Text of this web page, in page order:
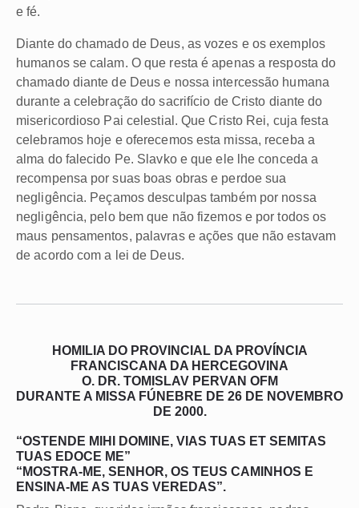
e fé.
Diante do chamado de Deus, as vozes e os exemplos
humanos se calam. O que resta é apenas a resposta do
chamado diante de Deus e nossa intercessão humana
durante a celebração do sacrifício de Cristo diante do
misericordioso Pai celestial. Que Cristo Rei, cuja festa
celebramos hoje e oferecemos esta missa, receba a
alma do falecido Pe. Slavko e que ele lhe conceda a
recompensa por suas boas obras e perdoe sua
negligência. Peçamos desculpas também por nossa
negligência, pelo bem que não fizemos e por todos os
maus pensamentos, palavras e ações que não estavam
de acordo com a lei de Deus.
HOMILIA DO PROVINCIAL DA PROVÍNCIA
FRANCISCANA DA HERCEGOVINA
O. DR. TOMISLAV PERVAN OFM
DURANTE A MISSA FÚNEBRE DE 26 DE NOVEMBRO
DE 2000.
“OSTENDE MIHI DOMINE, VIAS TUAS ET SEMITAS
TUAS EDOCE ME”
“MOSTRA-ME, SENHOR, OS TEUS CAMINHOS E
ENSINA-ME AS TUAS VEREDAS”.